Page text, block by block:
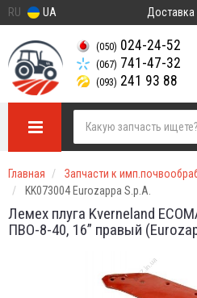
RU UA Доставка
(050) 024-24-52
(067) 741-47-32
(093) 241 93 88
Главная
Запчасти к
KK073004 Eurozappa S.p.A.
Лемех плуга Kverneland
ПВО-8-40, 16” правый